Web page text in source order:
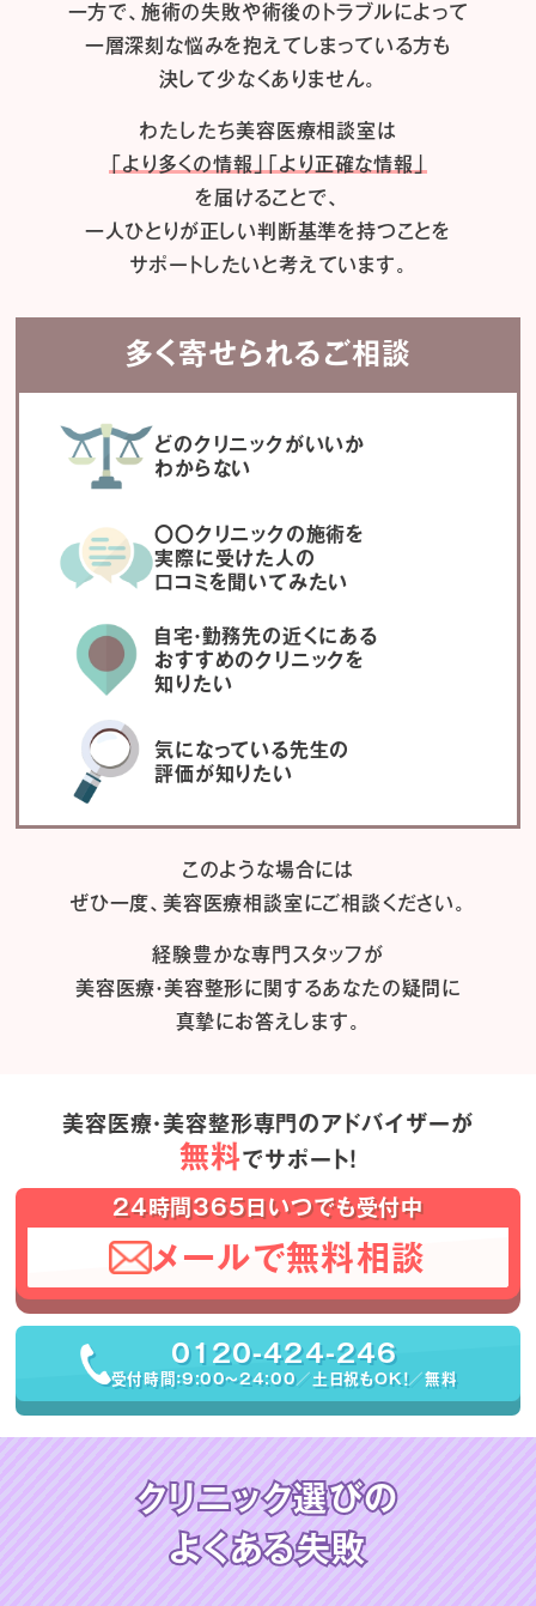
一方で、施術の失敗や術後のトラブルによって
一層深刻な悩みを抱えてしまっている方も
決して少なくありません。
わたしたち美容医療相談室は
「より多くの情報」「より正確な情報」
を届けることで、
一人ひとりが正しい判断基準を持つことを
サポートしたいと考えています。
多く寄せられるご相談
どのクリニックがいいか
わからない
〇〇クリニックの施術を
実際に受けた人の
口コミを聞いてみたい
自宅・勤務先の近くにある
おすすめのクリニックを
知りたい
気になっている先生の
評価が知りたい
このような場合には
ぜひ一度、美容医療相談室にご相談ください。
経験豊かな専門スタッフが
美容医療・美容整形に関するあなたの疑問に
真摯にお答えします。
美容医療・美容整形専門のアドバイザーが
無料でサポート！
24時間365日いつでも受付中
メールで無料相談
0120-424-246
受付時間：9:00〜24:00／土日祝もOK！／無料
クリニック選びの
よくある失敗